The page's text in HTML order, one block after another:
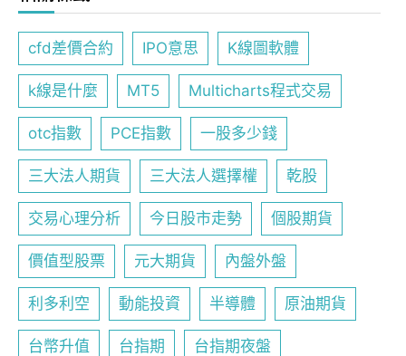
cfd差價合約 IPO意思 K線圖軟體
k線是什麼 MT5 Multicharts程式交易
otc指數 PCE指數 一股多少錢
三大法人期貨 三大法人選擇權 乾股
交易心理分析 今日股市走勢 個股期貨
價值型股票 元大期貨 內盤外盤
利多利空 動能投資 半導體 原油期貨
台幣升值 台指期 台指期夜盤